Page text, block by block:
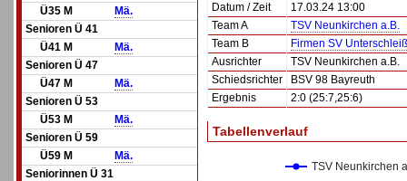
Ü35 M
Mä.
Senioren Ü 41
Ü41 M
Mä.
Senioren Ü 47
Ü47 M
Mä.
Senioren Ü 53
Ü53 M
Mä.
Senioren Ü 59
Ü59 M
Mä.
Seniorinnen Ü 31
Datum / Zeit
17.03.24 13:00
Team A
TSV Neunkirchen a.B.
Team B
Firmen SV
Ausrichter
TSV Neunkirchen a.B.
Schiedsrichter
BSV 98 Bayreuth
Ergebnis
2:0 (25:7,25:6)
Tabellenverlauf
TSV Neunkirchen